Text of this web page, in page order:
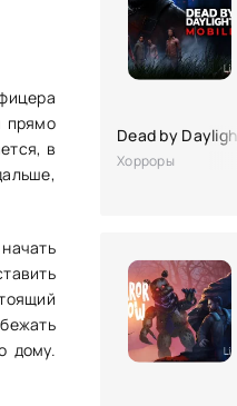
прямо
в
дому.
Dead by
Хорроры